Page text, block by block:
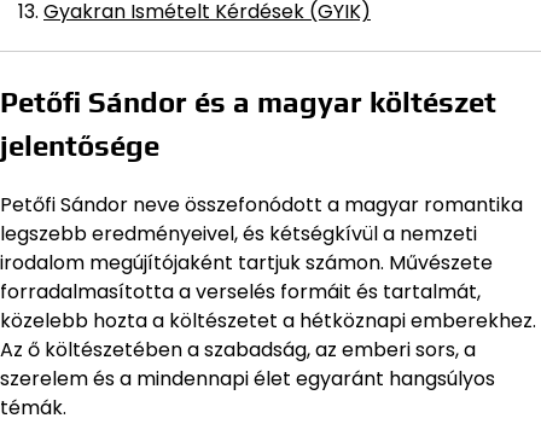
Gyakran Ismételt Kérdések (GYIK)
Petőfi Sándor és a magyar költészet
jelentősége
Petőfi Sándor neve összefonódott a magyar romantika
legszebb eredményeivel, és kétségkívül a nemzeti
irodalom megújítójaként tartjuk számon. Művészete
forradalmasította a verselés formáit és tartalmát,
közelebb hozta a költészetet a hétköznapi emberekhez.
Az ő költészetében a szabadság, az emberi sors, a
szerelem és a mindennapi élet egyaránt hangsúlyos
témák.